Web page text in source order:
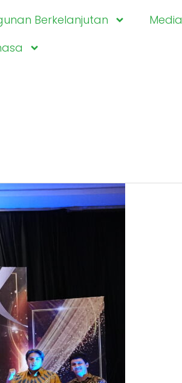
Berkelanjutan Media